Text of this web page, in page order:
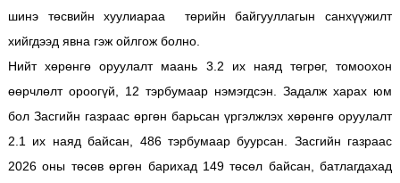
шинэ төсвийн хуулиараа төрийн байгууллагын санхүүжилт
хийгдээд явна гэж ойлгож болно.
Нийт хөрөнгө оруулалт маань 3.2 их наяд төгрөг, томоохон
өөрчлөлт ороогүй, 12 тэрбумаар нэмэгдсэн. Задалж харах юм
бол Засгийн газраас өргөн барьсан үргэлжлэх хөрөнгө оруулалт
2.1 их наяд байсан, 486 тэрбумаар буурсан. Засгийн газраас
2026 оны төсөв өргөн барихад 149 төсөл байсан, батлагдахад